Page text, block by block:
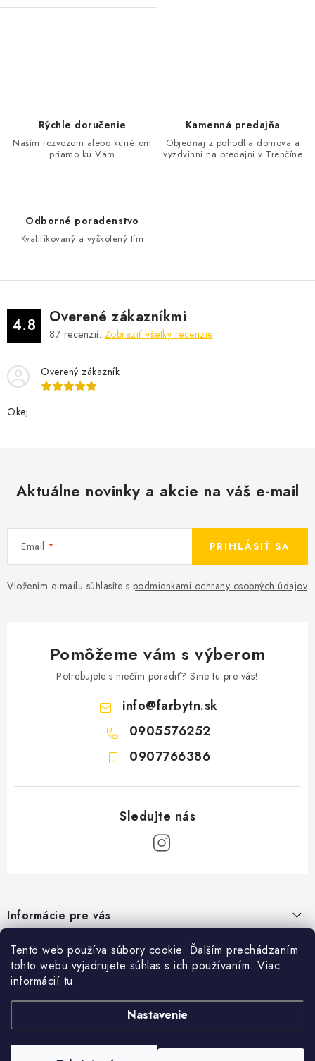
Tento web používa súbory cookie. Ďalším prechádzaním
tohto webu vyjadrujete súhlas s ich používaním. Viac
informácií tu.
Nastavenie
a
y
v
ý
p
s
Rýchle doručenie
Naším rozvozom alebo kuriérom
priamo ku Vám
Kamenná predajňa
Objednaj z pohodlia domova a
vyzdvihni na predajni v Trenčíne
Odborné poradenstvo
Kvalifikovaný a vyškolený tím
4.8 Overené zákazníkmi
87 recenzií. Zobraziť všetky recenzie
Overený zákazník
Okej
Aktuálne novinky a akcie na váš e-mail
Email
Vložením e-mailu súhlasíte s podmienkami ochrany osobných údajov
PRIHLÁSIŤ SA
Pomôžeme vám s výberom
Potrebujete s niečím poradiť? Sme tu pre vás!
info@farbytn.sk
0905576252
0907766386
pInformácie pre vás
Moja objednávka
Vrátenie a odstúpenie od zmluvy
Podmienky ochrany osobných údajov
Formulár na odstúpenie od zmluvy
Kontakt
Seko Trenčín, s.r.o.
911 05 Trenčín
Užitočné odkazy
Doprava a platba